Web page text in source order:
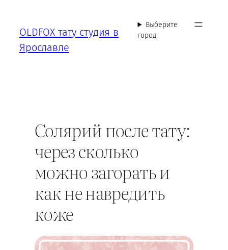
содержимому
OLDFOX тату студия в
Ярославле
Выберите
город
Солярий после тату:
через сколько
можно загорать и
как не навредить
коже